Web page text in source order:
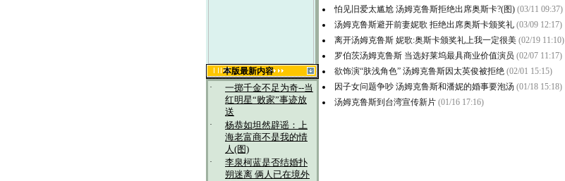
本版最新内容
·
一掷千金不足为奇--当
红明星“败家”事迹放
送
·
杨恭如坦然辟谣：上
海老富商不是我的情
人(图)
·
李泉柯蓝是否结婚扑
朔迷离 俩人已在境外
怕见旧爱太尴尬 汤姆克鲁斯拒绝出席奥斯卡?(图) (03/11 09:37)
汤姆克鲁斯避开前妻妮歌 拒绝出席奥斯卡颁奖礼 (03/09 12:17)
离开汤姆克鲁斯 妮歌:奥斯卡颁奖礼上我一定很美 (02/19 11:10)
罗伯茨汤姆克鲁斯 当选好莱坞最具商业价值演员 (02/07 11:17)
欲饰演“肤浅角色” 汤姆克鲁斯因太英俊被拒绝 (02/01 15:15)
因子女问题争吵 汤姆克鲁斯和潘妮的婚事要泡汤 (01/18 15:18)
汤姆克鲁斯到台湾宣传新片 (01/16 17:16)